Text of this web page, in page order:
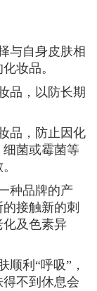
与自身皮肤相
妆品。
品，以防长期
品，防止因化
菌或霉菌等
种品牌的产
接触新的刺
及色素异
顺利“呼吸”，
不到休息会